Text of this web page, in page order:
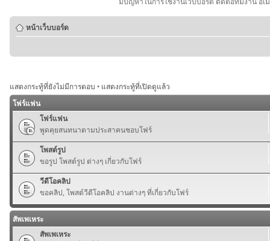
มีปัญหาในการใช้งานเวบบอร์ด ติดต่อทีมงาน อีเ
หน้าเว็บบอร์ด
แสดงกระทู้ที่ยังไม่มีการตอบ • แสดงกระทู้ที่เปิดดูแล้ว
โฟร์แฟน
โฟร์แฟน
พูดคุยสนทนาตามประสาคนชอบโฟร์
โพสต์รูป
ขอรูป โพสต์รูป ต่างๆ เกี่ยวกับโฟร์
วีดีโอคลิป
ขอคลิป, โพสต์วีดีโอคลิป งานต่างๆ ที่เกี่ยวกับโฟร์
สัพเพเหระ
สัพเพเหระ